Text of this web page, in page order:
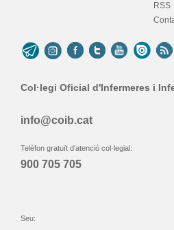
RSS
Col·legi Oficial d'Infermeres i
info@coib.cat
Telèfon gratuït d'atenció col·legial:
900 705 705
Seu: